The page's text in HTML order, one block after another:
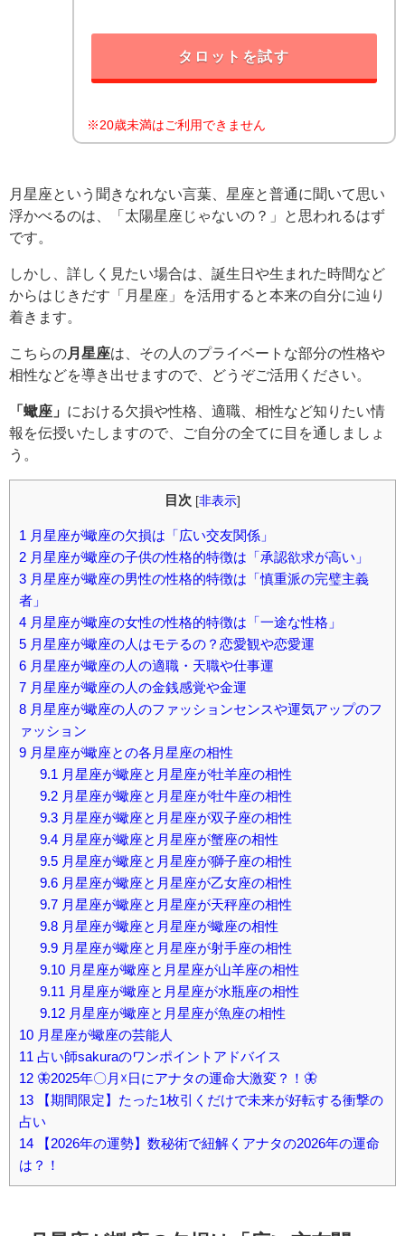
タロットを試す
※20歳未満はご利用できません
月星座という聞きなれない言葉、星座と普通に聞いて思い
浮かべるのは、「太陽星座じゃないの？」と思われるはず
です。
しかし、詳しく見たい場合は、誕生日や生まれた時間など
からはじきだす「月星座」を活用すると本来の自分に辿り
着きます。
こちらの月星座は、その人のプライベートな部分の性格や
相性などを導き出せますので、どうぞご活用ください。
「蠍座」 における欠損や性格、適職、相性など知りたい情
報を伝授いたしますので、ご自分の全てに目を通しましょ
う。
目次 [非表示]
1 月星座が蠍座の欠損は「広い交友関係」
2 月星座が蠍座の子供の性格的特徴は「承認欲求が高い」
3 月星座が蠍座の男性の性格的特徴は「慎重派の完璧主義
者」
4 月星座が蠍座の女性の性格的特徴は「一途な性格」
5 月星座が蠍座の人はモテるの？恋愛観や恋愛運
6 月星座が蠍座の人の適職・天職や仕事運
7 月星座が蠍座の人の金銭感覚や金運
8 月星座が蠍座の人のファッションセンスや運気アップのフ
ァッション
9 月星座が蠍座との各月星座の相性
9.1 月星座が蠍座と月星座が牡羊座の相性
9.2月星座が蠍座と月星座が牡牛座の相性
9.3月星座が蠍座と月星座が双子座の相性
9.4月星座が蠍座と月星座が蟹座の相性
9.5月星座が蠍座と月星座が獅子座の相性
9.6月星座が蠍座と月星座が乙女座の相性
9.7月星座が蠍座と月星座が天秤座の相性
9.8月星座が蠍座と月星座が蠍座の相性
9.9月星座が蠍座と月星座が射手座の相性
9.10月星座が蠍座と月星座が山羊座の相性
9.11 月星座が蠍座と月星座が水瓶座の相性
9.12月星座が蠍座と月星座が魚座の相性
10 月星座が蠍座の芸能人
11 占い師sakuraのワンポイントアドバイス
12 🦋2025年〇月☓日にアナタの運命大激変？！🦋
13 【期間限定】たった1枚引くだけで未来が好転する衝撃の
占い
14 【2026年の運勢】数秘術で紐解くアナタの2026年の運命
は？！